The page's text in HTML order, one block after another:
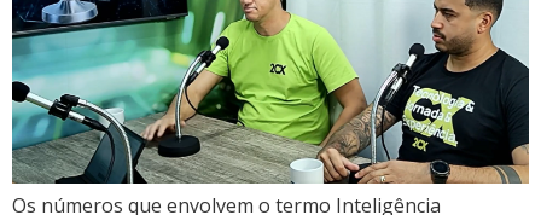
Os números que envolvem o termo Inteligência